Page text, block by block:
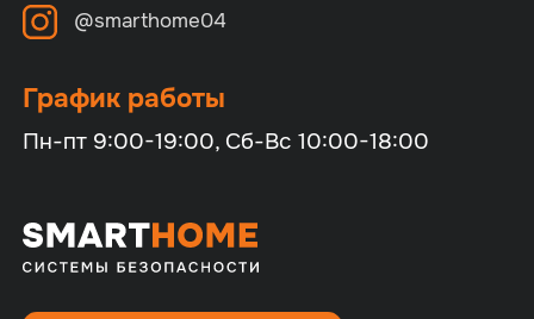
@smarthome04
График работы
Пн-пт 9:00-19:00, Сб-Вс 10:00-18:00